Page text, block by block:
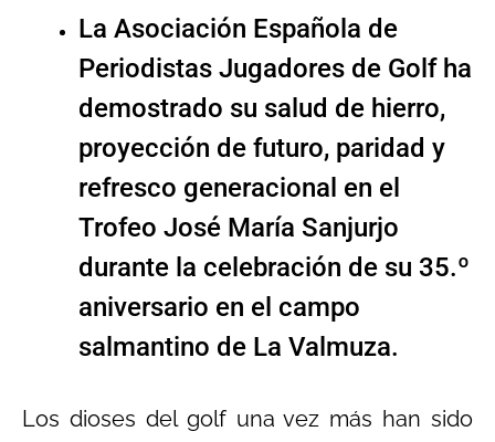
La Asociación Española de
Periodistas Jugadores de Golf ha
demostrado su salud de hierro,
proyección de futuro, paridad y
refresco generacional en el
Trofeo José María Sanjurjo
durante la celebración de su 35.º
aniversario en el campo
salmantino de La Valmuza.
Los dioses del golf una vez más han sido